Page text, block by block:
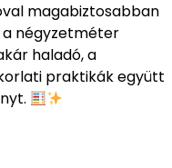
magabiztosabban
négyzetméter
haladó, a
praktikák együtt